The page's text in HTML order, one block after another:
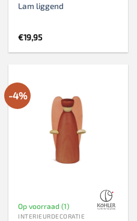
Lam liggend
€19,95
-4%
Op voorraad (1)
INTERIEURDECORATIE